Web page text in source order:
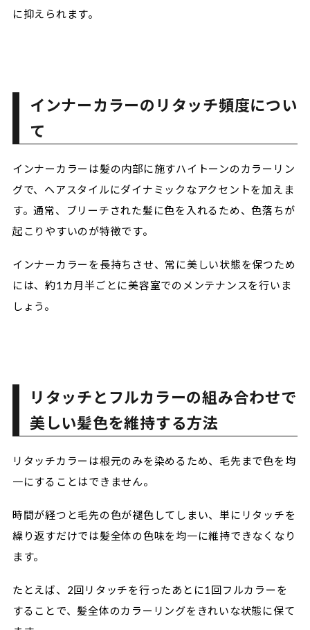
に抑えられます。
インナーカラーのリタッチ頻度につい
て
インナーカラーは髪の内部に施すハイトーンのカラーリン
グで、ヘアスタイルにダイナミックなアクセントを加えま
す。通常、ブリーチされた髪に色を入れるため、色落ちが
起こりやすいのが特徴です。
インナーカラーを長持ちさせ、常に美しい状態を保つため
には、約1カ月半ごとに美容室でのメンテナンスを行いま
しょう。
リタッチとフルカラーの組み合わせで
美しい髪色を維持する方法
リタッチカラーは根元のみを染めるため、毛先まで色を均
一にすることはできません。
時間が経つと毛先の色が褪色してしまい、単にリタッチを
繰り返すだけでは髪全体の色味を均一に維持できなくなり
ます。
たとえば、2回リタッチを行ったあとに1回フルカラーを
することで、髪全体のカラーリングをきれいな状態に保て